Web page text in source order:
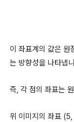
이 좌표계의 값은 원
는 방향성을 나타냅
즉, 각 점의 좌표는
위 이미지의 좌표